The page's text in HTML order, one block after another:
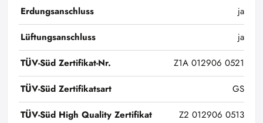
Erdungsanschluss
ja
Lüftungsanschluss
ja
TÜV-Süd Zertifikat-Nr.
Z1A 012906 0521
TÜV-Süd Zertifikatsart
GS
TÜV-Süd High Quality Zertifikat
Z2 012906 0513